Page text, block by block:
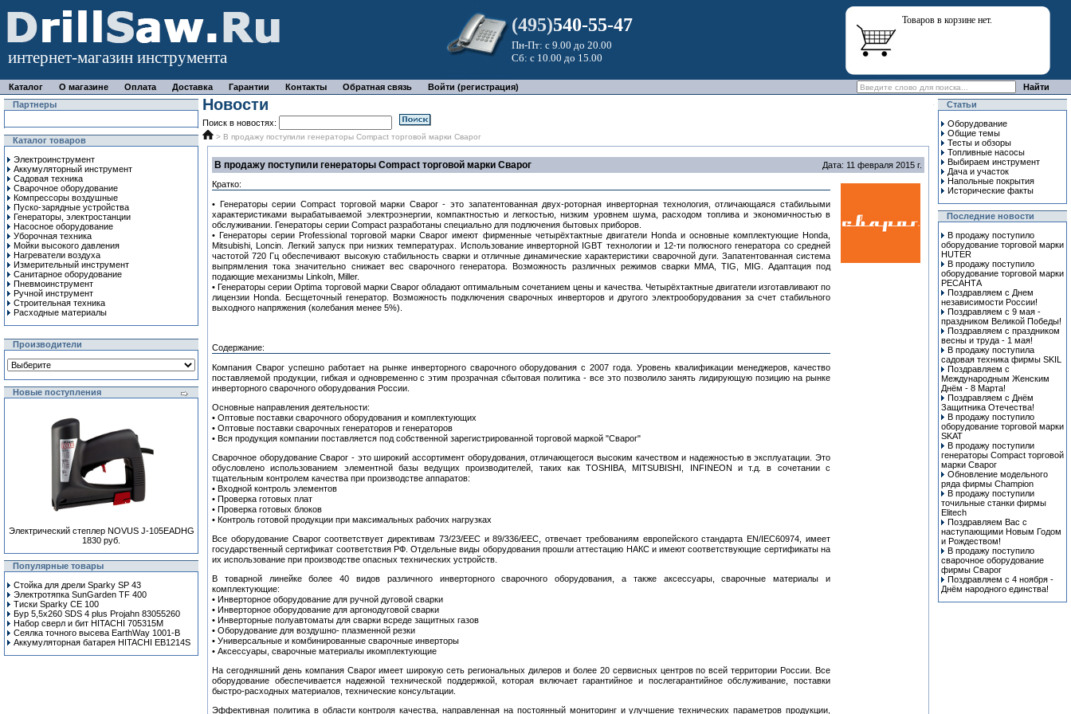
интернет-магазин инструмента
(495)540-55-47
Пн-Пт: с 9.00 до 20.00
Сб: с 10.00 до 15.00
Товаров в корзине нет.
Каталог О магазине Оплата Доставка Гарантии Контакты Обратная связь
Войти (регистрация)
Партнеры
Каталог товаров
Электроинструмент
Аккумуляторный инструмент
Садовая техника
Сварочное оборудование
Компрессоры воздушные
Пуско-зарядные устройства
Генераторы, электростанции
Насосное оборудование
Уборочная техника
Мойки высокого давления
Нагреватели воздуха
Измерительный инструмент
Санитарное оборудование
Пневмоинструмент
Ручной инcтрумент
Строительная техника
Расходные материалы
Производители
Новые поступления
Электрический степлер NOVUS J-105EADHG
1830 руб.
Популярные товары
Стойка для дрели Sparky SP 43
Электротяпка SunGarden TF 400
Тиски Sparky CE 100
Бур 5,5x260 SDS 4 plus Projahn 83055260
Набор сверл и бит HITACHI 705315M
Сеялка точного высева EarthWay 1001-B
Аккумуляторная батарея HITACHI EB1214S
Новости
Поиск в новостях:
> В продажу поступили генераторы Compact торговой марки Сварог
В продажу поступили генераторы Compact торговой марки Сварог
Дата: 11 февраля 2015 г.
Кратко:
• Генераторы серии Compact торговой марки Сварог - это запатентованная двух-роторная инверторная технология, отличающаяся стабильыми
характеристиками вырабатываемой электроэнергии, компактностью и легкостью, низким уровнем шума, расходом топлива и экономичностью в
обслуживании. Генераторы серии Compact разработаны специально для подлючения бытовых приборов.
• Генераторы серии Professional торговой марки Сварог имеют фирменные четырёхтактные двигатели Honda и основные комплектующие Honda,
Mitsubishi, Loncin. Легкий запуск при низких температурах. Использование инверторной IGBT технологии и 12-ти полюсного генератора со средней
частотой 720 Гц обеспечивают высокую стабильность сварки и отличные динамические характеристики сварочной дуги. Запатентованная система
выпрямления тока значительно снижает вес сварочного генератора. Возможность различных режимов сварки MMA, TIG, MIG. Адаптация под
подающие механизмы Linkoln, Miller.
• Генераторы серии Optima торговой марки Сварог обладают оптимальным сочетанием цены и качества. Четырёхтактные двигатели изготавливают по
лицензии Honda. Бесщеточный генератор. Возможность подключения сварочных инверторов и другого электрооборудования за счет стабильного
выходного напряжения (колебания менее 5%).
Содержание:
Компания Сварог успешно работает на рынке инверторного сварочного оборудования c 2007 года. Уровень квалификации менеджеров, качество
поставляемой продукции, гибкая и одновременно с этим прозрачная сбытовая политика - все это позволило занять лидирующую позицию на рынке
инверторного сварочного оборудования России.
Основные направления деятельности:
• Оптовые поставки сварочного оборудования и комплектующих
• Оптовые поставки сварочных генераторов и генераторов
• Вся продукция компании поставляется под собственной зарегистрированной торговой маркой "Сварог"
Сварочное оборудование Сварог - это широкий ассортимент оборудования, отличающегося высоким качеством и надежностью в эксплуатации. Это
обусловлено использованием элементной базы ведущих производителей, таких как TOSHIBA, MITSUBISHI, INFINEON и т.д. в сочетании с
тщательным контролем качества при производстве аппаратов:
• Входной контроль элементов
• Проверка готовых плат
• Проверка готовых блоков
• Контроль готовой продукции при максимальных рабочих нагрузках
Все оборудование Сварог соответствует директивам 73/23/ЕЕС и 89/336/ЕЕС, отвечает требованиям европейского стандарта EN/IEC60974, имеет
государственный сертификат соответствия РФ. Отдельные виды оборудования прошли аттестацию НАКС и имеют соответствующие сертификаты на
их использование при производстве опасных технических устройств.
В товарной линейке более 40 видов различного инверторного сварочного оборудования, а также аксессуары, сварочные материалы и
комплектующие:
• Инверторное оборудование для ручной дуговой сварки
• Инверторное оборудование для аргонодуговой сварки
• Инверторные полуавтоматы для сварки всреде защитных газов
• Оборудование для воздушно- плазменной резки
• Универсальные и комбинированные сварочные инверторы
• Аксессуары, сварочные материалы икомплектующие
На сегодняшний день компания Сварог имеет широкую сеть региональных дилеров и более 20 сервисных центров по всей территории России. Все
оборудование обеспечивается надежной технической поддержкой, которая включает гарантийное и послегарантийное обслуживание, поставки
быстро-расходных материалов, технические консультации.
Эффективная политика в области контроля качества, направленная на постоянный мониторинг и улучшение технических параметров продукции,
Статьи
Оборудование
Общие темы
Тесты и обзоры
Топливные насосы
Выбираем инструмент
Дача и участок
Напольные покрытия
Исторические факты
Последние новости
В продажу поступило
оборудование торговой марки
HUTER
В продажу поступило
оборудование торговой марки
РЕСАНТА
Поздравляем с Днем
независимости России!
Поздравляем с 9 мая -
праздником Великой Победы!
Поздравляем с праздником
весны и труда - 1 мая!
В продажу поступила
cадовая техника фирмы SKIL
Поздравляем с
Международным Женским
Днём - 8 Марта!
Поздравляем с Днём
Защитника Отечества!
В продажу поступило
оборудование торговой марки
SKAT
В продажу поступили
генераторы Compact торговой
марки Сварог
Обновление модельного
ряда фирмы Champion
В продажу поступили
точильные станки фирмы
Elitech
Поздравляем Вас с
наступающими Новым Годом
и Рождеством!
В продажу поступило
сварочное оборудование
фирмы Сварог
Поздравляем с 4 ноября -
Днём народного единства!